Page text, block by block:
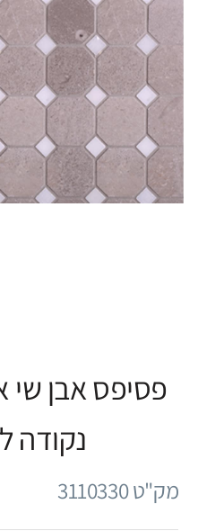
פסיפס אבן שי
נקודה
מק"ט 3110330